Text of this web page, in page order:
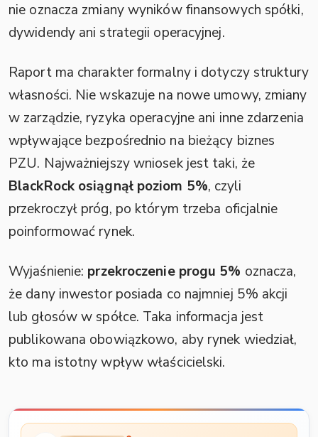
nie oznacza zmiany wyników finansowych spółki,
dywidendy ani strategii operacyjnej.
Raport ma charakter formalny i dotyczy struktury
własności. Nie wskazuje na nowe umowy, zmiany
w zarządzie, ryzyka operacyjne ani inne zdarzenia
wpływające bezpośrednio na bieżący biznes
PZU. Najważniejszy wniosek jest taki, że
BlackRock osiągnął poziom 5%, czyli
przekroczył próg, po którym trzeba oficjalnie
poinformować rynek.
Wyjaśnienie: przekroczenie progu 5% oznacza,
że dany inwestor posiada co najmniej 5% akcji
lub głosów w spółce. Taka informacja jest
publikowana obowiązkowo, aby rynek wiedział,
kto ma istotny wpływ właścicielski.